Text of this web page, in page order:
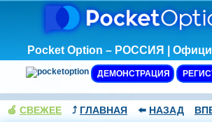
Pocket Option – РОССИЯ |
ДЕМОНСТРАЦИЯ
🍏 СВЕЖЕЕ ⤴️ ГЛАВНАЯ ⬅️ НАЗАД